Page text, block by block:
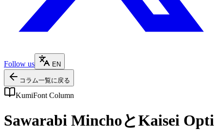
Follow us EN
コラム一覧に戻る
KumiFont Column
Sawarabi MinchoとKaisei Opti